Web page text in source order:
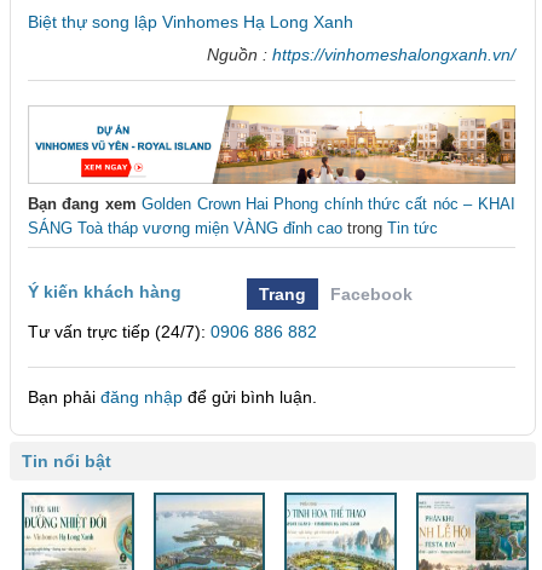
Biệt thự song lập Vinhomes Hạ Long Xanh
Nguồn : https://vinhomeshalongxanh.vn/
Bạn đang xem Golden Crown Hai Phong chính thức cất nóc – KHAI
SÁNG Toà tháp vương miện VÀNG đỉnh cao trong Tin tức
Ý kiến khách hàng Trang
Facebook
Tư vấn trực tiếp (24/7): 0906 886 882
Bạn phải đăng nhập để gửi bình luận.
Tin nổi bật